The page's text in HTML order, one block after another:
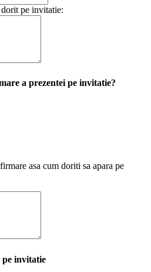
pe invitatie:
a prezentei pe invitatie?
asa cum doriti sa apara pe
invitatie